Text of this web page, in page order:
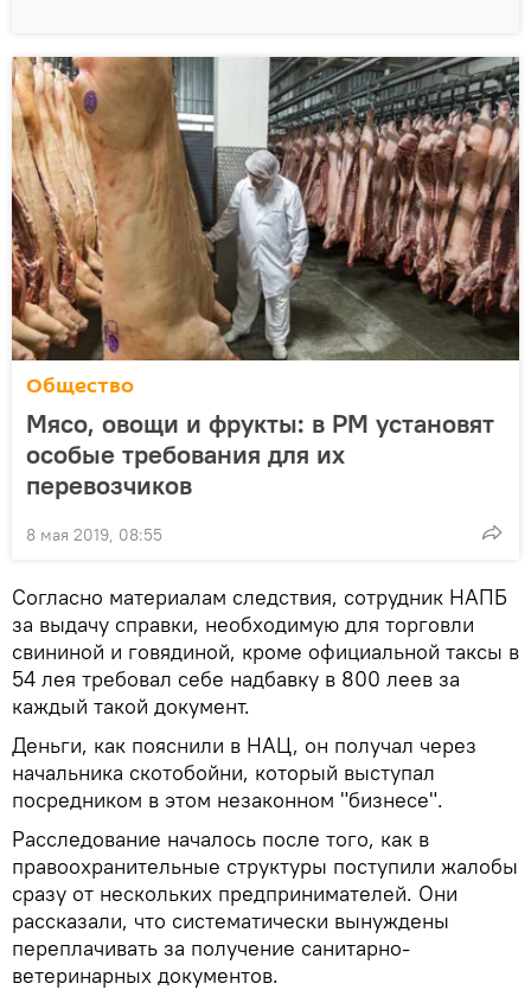
Общество
Мясо, овощи и фрукты: в РМ установят
особые требования для их
перевозчиков
8 мая 2019, 08:55
Согласно материалам следствия, сотрудник НАПБ
за выдачу справки, необходимую для торговли
свининой и говядиной, кроме официальной таксы в
54 лея требовал себе надбавку в 800 леев за
каждый такой документ.
Деньги, как пояснили в НАЦ, он получал через
начальника скотобойни, который выступал
посредником в этом незаконном "бизнесе".
Расследование началось после того, как в
правоохранительные структуры поступили жалобы
сразу от нескольких предпринимателей. Они
рассказали, что систематически вынуждены
переплачивать за получение санитарно-
ветеринарных документов.